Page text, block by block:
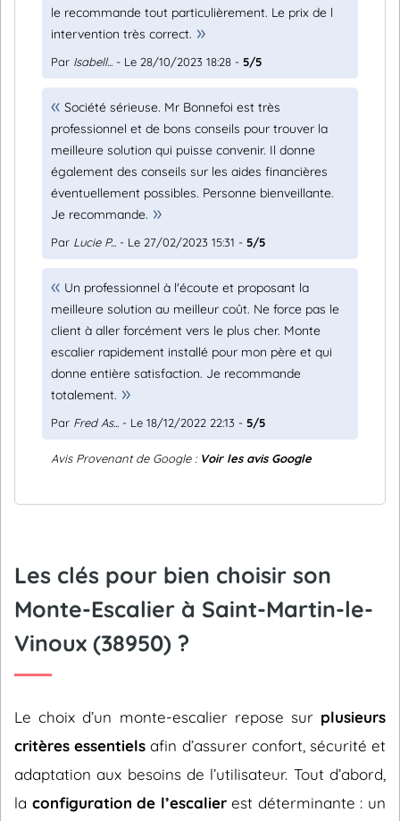
le recommande tout particulièrement. Le prix de l
intervention très correct.
Par Isabell... - Le 28/10/2023 18:28 - 5/5
Société sérieuse. Mr Bonnefoi est très
professionnel et de bons conseils pour trouver la
meilleure solution qui puisse convenir. Il donne
également des conseils sur les aides financières
éventuellement possibles. Personne bienveillante.
Je recommande.
Par Lucie P... - Le 27/02/2023 15:31 - 5/5
Un professionnel à l'écoute et proposant la
meilleure solution au meilleur coût. Ne force pas le
client à aller forcément vers le plus cher. Monte
escalier rapidement installé pour mon père et qui
donne entière satisfaction. Je recommande
totalement.
Par Fred As... - Le 18/12/2022 22:13 - 5/5
Avis Provenant de Google : Voir les avis Google
Les clés pour bien choisir son
Monte-Escalier à Saint-Martin-le-
Vinoux (38950) ?
Le choix d’un monte-escalier repose sur plusieurs
critères essentiels afin d’assurer confort, sécurité et
adaptation aux besoins de l’utilisateur. Tout d’abord,
la configuration de l’escalierest déterminante : un